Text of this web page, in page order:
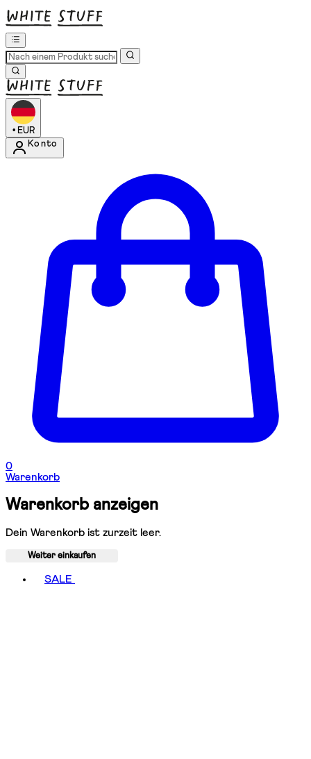
• EUR
Konto
0
Warenkorb
Warenkorb anzeigen
Dein Warenkorb ist zurzeit leer.
Weiter einkaufen
SALE